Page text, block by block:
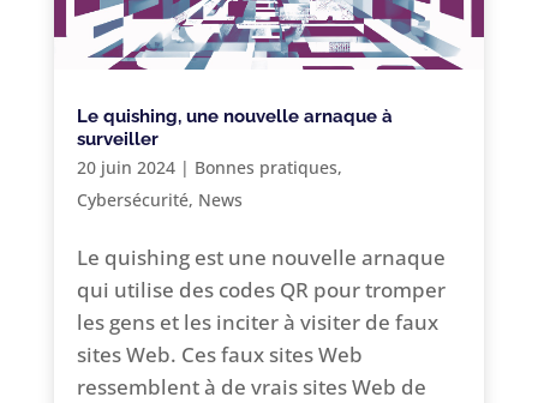
Le quishing, une nouvelle arnaque à
surveiller
20 juin 2024| Bonnes pratiques,
Cybersécurité, News
Le quishing est une nouvelle arnaque
qui utilise des codes QR pour tromper
les gens et les inciter à visiter de faux
sites Web. Ces faux sites Web
ressemblent à de vrais sites Web de